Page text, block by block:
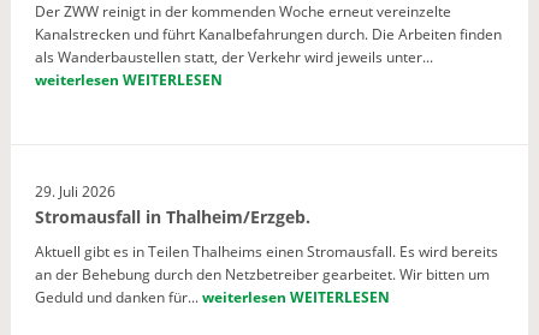
Der ZWW reinigt in der kommenden Woche erneut vereinzelte
Kanalstrecken und führt Kanalbefahrungen durch. Die Arbeiten finden
als Wanderbaustellen statt, der Verkehr wird jeweils unter...
weiterlesen WEITERLESEN
29. Juli 2026
Stromausfall in Thalheim/Erzgeb.
Aktuell gibt es in Teilen Thalheims einen Stromausfall. Es wird bereits
an der Behebung durch den Netzbetreiber gearbeitet. Wir bitten um
Geduld und danken für...weiterlesen WEITERLESEN